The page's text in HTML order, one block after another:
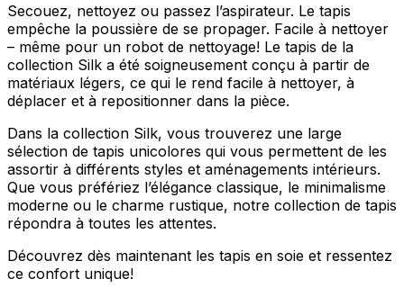
Secouez, nettoyez ou passez l’aspirateur. Le tapis
empêche la poussière de se propager. Facile à nettoyer
– même pour un robot de nettoyage! Le tapis de la
collection Silk a été soigneusement conçu à partir de
matériaux légers, ce qui le rend facile à nettoyer, à
déplacer et à repositionner dans la pièce.
Dans la collection Silk, vous trouverez une large
sélection de tapis unicolores qui vous permettent de les
assortir à différents styles et aménagements intérieurs.
Que vous préfériez l’élégance classique, le minimalisme
moderne ou le charme rustique, notre collection de tapis
répondra à toutes les attentes.
Découvrez dès maintenant les tapis en soie et ressentez
ce confort unique!